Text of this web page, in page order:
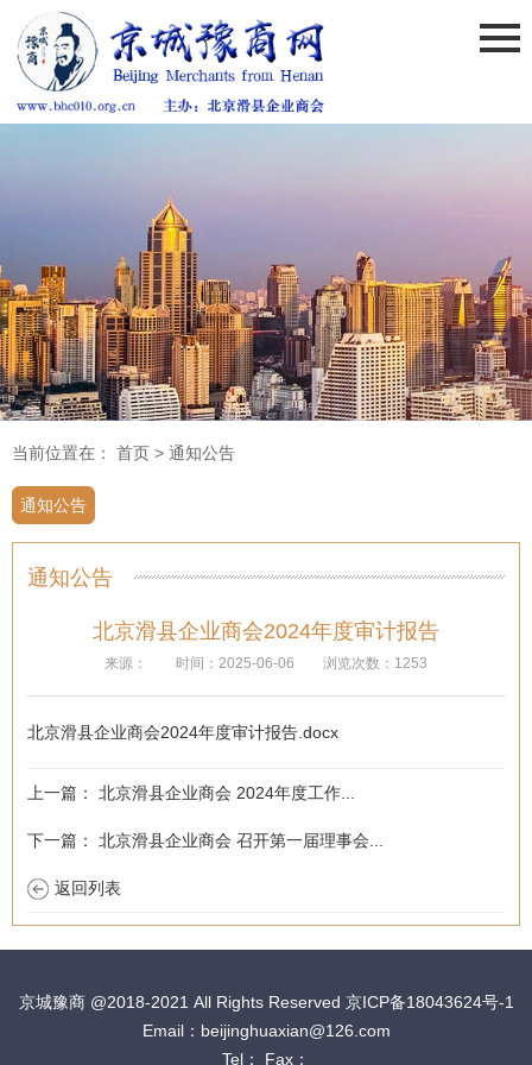
当前位置在： 首页 > 通知公告
通知公告
通知公告
北京滑县企业商会2024年度审计报告
来源： 时间：2025-06-06 浏览次数：1253
北京滑县企业商会2024年度审计报告.docx
上一篇： 北京滑县企业商会 2024年度工作...
下一篇： 北京滑县企业商会 召开第一届理事会...
返回列表
京城豫商 @2018-2021 All Rights Reserved 京ICP备18043624号-1
Email：beijinghuaxian@126.com
Tel： Fax：